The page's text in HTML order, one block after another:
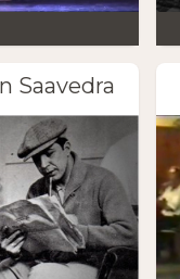
Saavedra